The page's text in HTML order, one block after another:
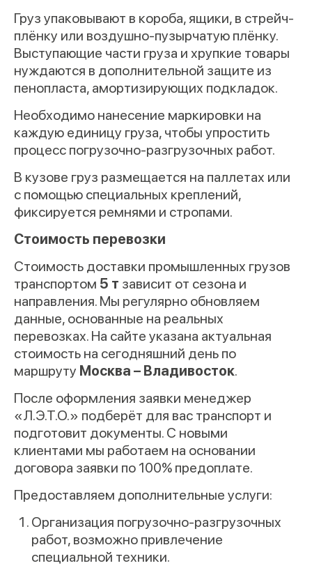
Груз упаковывают в короба, ящики, в стрейч-
плёнку или воздушно-пузырчатую плёнку.
Выступающие части груза и хрупкие товары
нуждаются в дополнительной защите из
пенопласта, амортизирующих подкладок.
Необходимо нанесение маркировки на
каждую единицу груза, чтобы упростить
процесс погрузочно-разгрузочных работ.
В кузове груз размещается на паллетах или
с помощью специальных креплений,
фиксируется ремнями и стропами.
Стоимость перевозки
Стоимость доставки промышленных грузов
транспортом 5 т зависит от сезона и
направления. Мы регулярно обновляем
данные, основанные на реальных
перевозках. На сайте указана актуальная
стоимость на сегодняшний день по
маршруту Москва – Владивосток.
После оформления заявки менеджер
«Л.Э.Т.О.» подберёт для вас транспорт и
подготовит документы. С новыми
клиентами мы работаем на основании
договора заявки по 100% предоплате.
Предоставляем дополнительные услуги:
Организация погрузочно-разгрузочных
работ, возможно привлечение
специальной техники.